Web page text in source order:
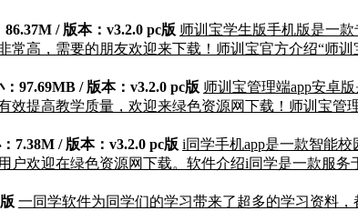
86.37M / 版本：v3.2.0 pc版 师训宝学生版手机版是一
常高，需要的朋友欢迎来下载！师训宝官方介绍“师
：97.69MB / 版本：v3.2.0 pc版 师训宝管理端app安卓
效提高教学质量，欢迎来绿色资源网下载！师训宝
7.38M / 版本：v3.2.0 pc版 i同学手机app是一款智能
户欢迎在绿色资源网下载。软件介绍i同学是一款服
一同学软件为同学们的学习带来了超多的学习资料